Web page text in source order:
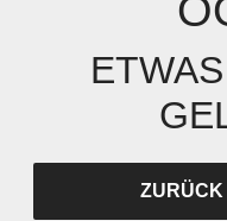
ZURÜCK